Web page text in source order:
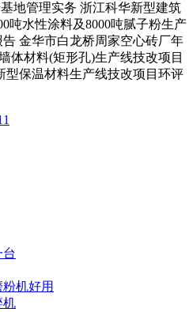
地管理实务 浙江科华新型建筑
吨水性涂料及8000吨腻子粉生产
金华市白龙桥周家空心砖厂年
体材料(矩形孔)生产线技改项目
型保温材料生产线技改项目环评
机好用
机